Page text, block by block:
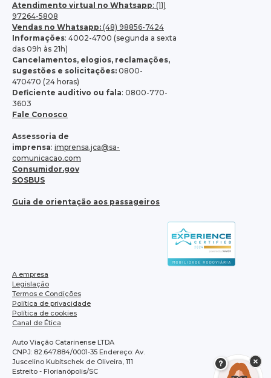
Atendimento virtual no Whatsapp: (11)
97264-5808
Vendas no Whatsapp: (48) 98856-7424
Informações: 4002-4700 (segunda a sexta
das 09h às 21h)
Cancelamentos, elogios, reclamações,
sugestões e solicitações: 0800-
470470 (24 horas)
Deficiente auditivo ou fala: 0800-770-
3603
Fale Conosco
Assessoria de
imprensa: imprensa.jca@sa-
comunicacao.com
Consumidor.gov
SOSBUS
Guia de orientação aos passageiros
A empresa
Legislação
Termos e Condições
Política de privacidade
Política de cookies
Canal de Ética
Auto Viação Catarinense LTDA
CNPJ: 82.647.884/0001-35 Endereço: Av.
Juscelino Kubitschek de Oliveira, 111
Estreito - Florianópolis/SC